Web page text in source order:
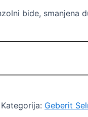
bide, smanjena
Kategorija: Geberit